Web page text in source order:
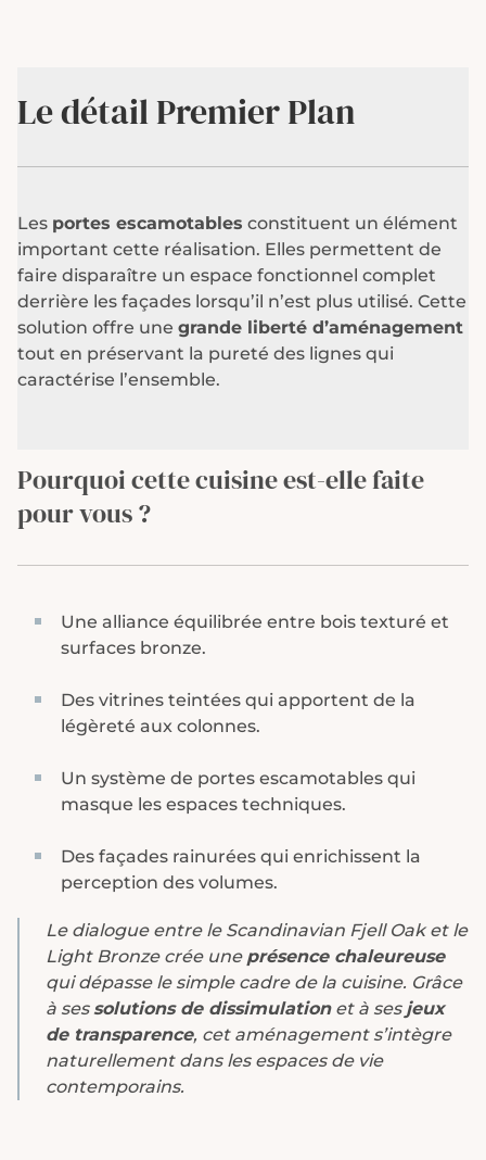
Le détail Premier Plan
Les portes escamotables constituent un élément
important cette réalisation. Elles permettent de
faire disparaître un espace fonctionnel complet
derrière les façades lorsqu’il n’est plus utilisé. Cette
solution offre une grande liberté d’aménagement
tout en préservant la pureté des lignes qui
caractérise l’ensemble.
Pourquoi cette cuisine est-elle faite
pour vous ?
Une alliance équilibrée entre bois texturé et
surfaces bronze.
Des vitrines teintées qui apportent de la
légèreté aux colonnes.
Un système de portes escamotables qui
masque les espaces techniques.
Des façades rainurées qui enrichissent la
perception des volumes.
Le dialogue entre le Scandinavian Fjell Oak et le
Light Bronze crée une présence chaleureuse
qui dépasse le simple cadre de la cuisine. Grâce
à sessolutions de dissimulationet à ses jeux
de transparence, cet aménagement s’intègre
naturellement dans les espaces de vie
contemporains.